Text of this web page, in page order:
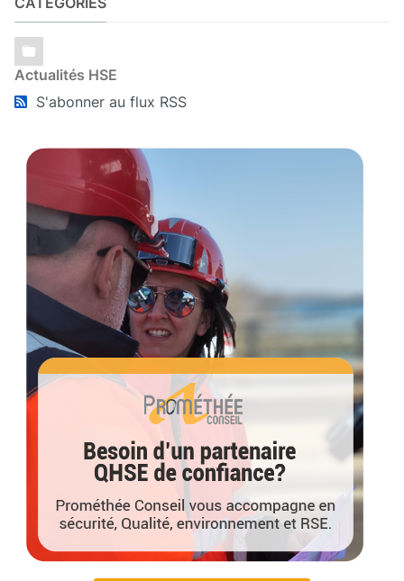
Actualités HSE
S'abonner au flux RSS